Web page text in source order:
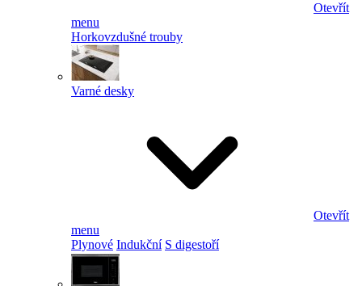
Otevřít
menu
Horkovzdušné trouby
Varné desky
Otevřít
menu
Plynové Indukční S digestoří